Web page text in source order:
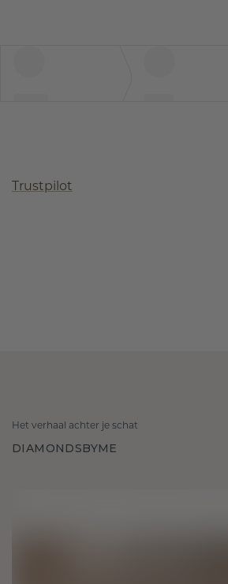
Trustpilot
Het verhaal achter je schat
DIAMONDSBYME